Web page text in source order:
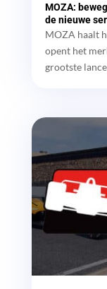
MOZA:
de nieuwe
MOZA haalt
opent het
grootste